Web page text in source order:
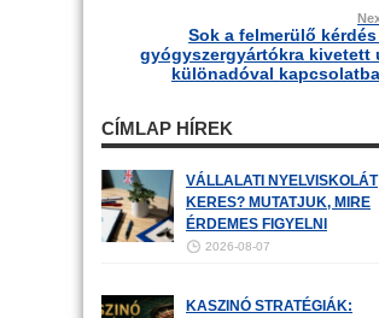
Sok a felmerülő kérdés
gyógyszergyártókra kivetett
különadóval
CÍMLAP HÍREK
VÁLLALATI NYELVISKOLÁT
KERES? MUTATJUK, MIRE
ÉRDEMES FIGYELNI
2026-08-07
KASZINÓ STRATÉGIÁK: